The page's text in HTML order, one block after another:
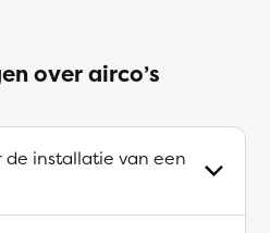
over airco’s
installatie van een